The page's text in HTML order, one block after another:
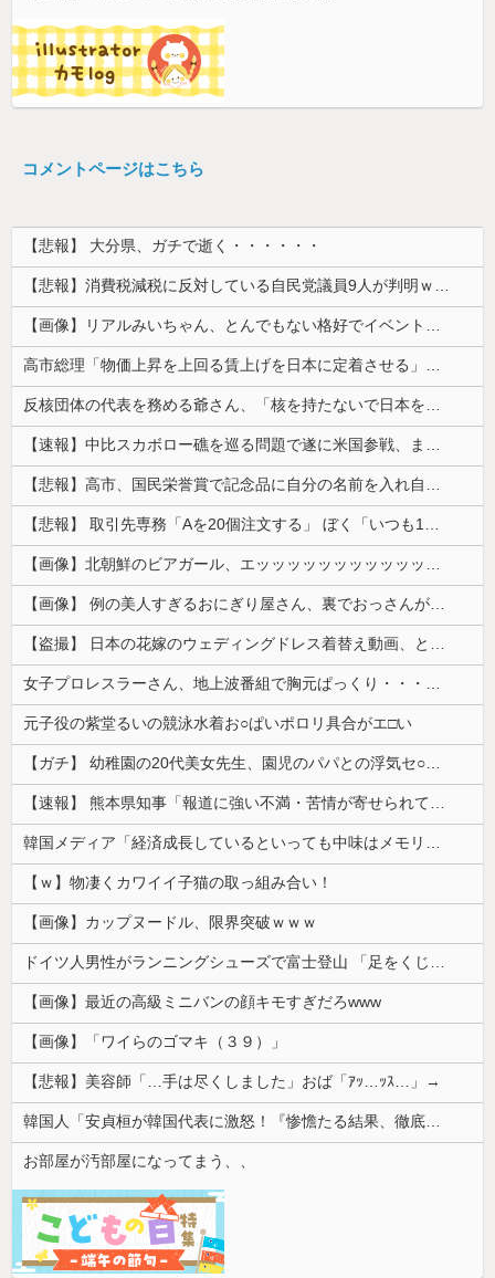
コメントページはこちら
【悲報】 大分県、ガチで逝く・・・・・・
【悲報】消費税減税に反対している自民党議員9人が判明ｗｗｗｗｗｗ
【画像】リアルみいちゃん、とんでもない格好でイベント出演するwwwwwwwwww
高市総理「物価上昇を上回る賃上げを日本に定着させる」⇒ 国家公務員月給3.51％増へ
反核団体の代表を務める爺さん、「核を持たないで日本を守れますか」と中学生に詰問された結果……
【速報】中比スカボロー礁を巡る問題で遂に米国参戦、まさかのこっち擁護であっち批判！！
【悲報】高市、国民栄誉賞で記念品に自分の名前を入れ自分メインのPV撮影して炎上中w w w w w w w w w
【悲報】 取引先専務「Aを20個注文する」 ぼく「いつも1～2個しか使わないけど本当に20であってる？」 取専「あってる」→結果『こう』なったんだが...
【画像】北朝鮮のビアガール、エッッッッッッッッッッッッッッッッッ！
【画像】 例の美人すぎるおにぎり屋さん、裏でおっさんが握っていたｗｗｗｗｗｗｗｗｗｗｗｗｗｗｗｗｗ
【盗撮】 日本の花嫁のウェディングドレス着替え動画、とんでもない神乳だと海外で話題に
女子プロレスラーさん、地上波番組で胸元ぱっくり・・・（※画像あり）
元子役の紫堂るいの競泳水着お○ぱいポロリ具合がエ□い
【ガチ】 幼稚園の20代美女先生、園児のパパとの浮気セ○クス動画が流出して終わる
【速報】 熊本県知事「報道に強い不満・苦情が寄せられている」→TBSの報道特集がまさにそれな件
韓国メディア「経済成長しているといっても中味はメモリ価格だけ。雇用増加見通しが半減してしまった」……韓国の内需不況は根強い状況っすね
【ｗ】物凄くカワイイ子猫の取っ組み合い！
【画像】カップヌードル、限界突破ｗｗｗ
ドイツ人男性がランニングシューズで富士登山 「足をくじいて動けない」
【画像】最近の高級ミニバンの顔キモすぎだろwww
【画像】「ワイらのゴマキ（３９）」
【悲報】美容師「…手は尽くしました」おば「ｱｯ…ｯｽ…」→
韓国人「安貞桓が韓国代表に激怒！『惨憺たる結果、徹底的な刷新が必要だ』と監督や協会を痛烈批判」
お部屋が汚部屋になってまう、、